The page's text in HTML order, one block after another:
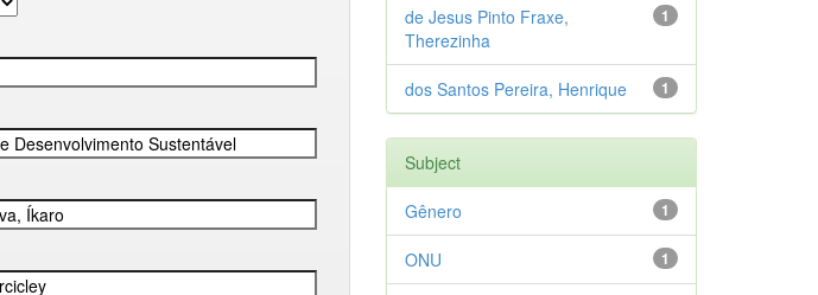
1
de Jesus Pinto Fraxe,
Therezinha
1
dos Santos Pereira, Henrique
Subject
1
Gênero
1
ONU